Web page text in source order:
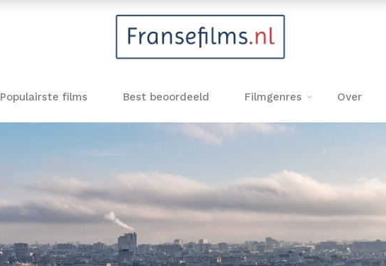
Populairste films Best beoordeeld Filmgenres Over